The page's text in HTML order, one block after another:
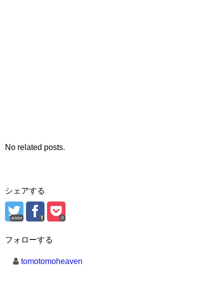
No related posts.
シェアする
error 0
フォローする
tomotomoheaven